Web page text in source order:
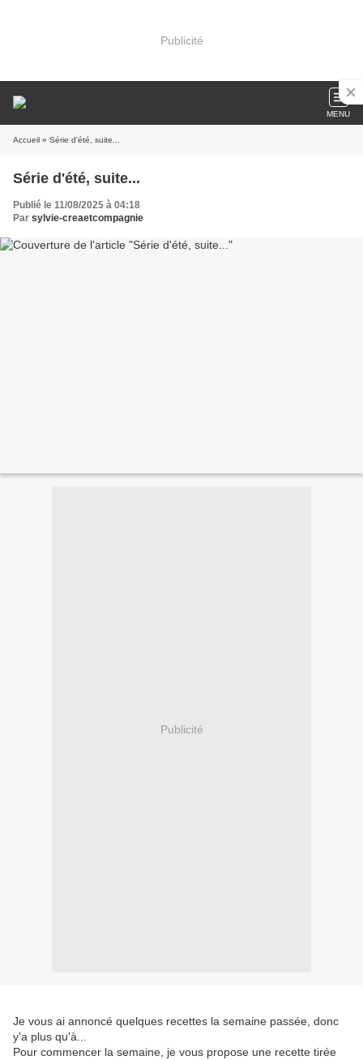
Publicité
MENU
Accueil » Série d'été, suite...
Série d'été, suite...
Publié le 11/08/2025 à 04:18
Par sylvie-creaetcompagnie
Publicité
Je vous ai annoncé quelques recettes la semaine passée, donc
y'a plus qu'à...
Pour commencer la semaine, je vous propose une recette tirée